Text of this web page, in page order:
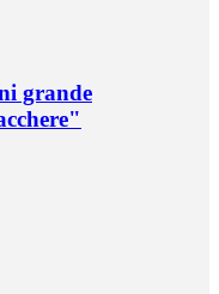
grande